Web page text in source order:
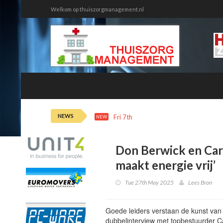
Welkom op thuiszorgmanagement.nl
NEWS NEW Fri 7th 12:20
Don Berwick en
maakt energie vrij’
Tue 27th May 2025 Lees Bron
Goede leiders verstaan de kunst
dubbelinterview met topbestuurder